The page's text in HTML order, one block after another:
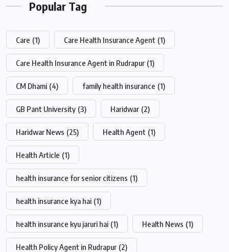
Popular Tag
Care (1) Care Health Insurance Agent (1)
Care Health Insurance Agent in Rudrapur (1)
CM Dhami (4) family health insurance (1)
GB Pant University (3) Haridwar (2)
Haridwar News (25) Health Agent (1)
Health Article (1)
health insurance for senior citizens (1)
health insurance kya hai (1)
health insurance kyu jaruri hai (1) Health News (1)
Health Policy Agent in Rudrapur (2)